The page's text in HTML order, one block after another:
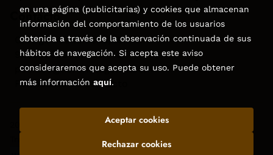
Contacto
C/Virgen de la Peña, 15
928858050–928531142
pedidos@libreriatagoror.com
Formulario de contacto
Librería Tagoror. Todos los Derechos Reservados |
en una página (publicitarias) y cookies que almacenan
información del comportamiento de los usuarios
obtenida a través de la observación continuada de sus
hábitos de navegación. Si acepta este aviso
consideraremos que acepta su uso. Puede obtener
más información aquí.
Rechazar cookies
Aceptar cookies